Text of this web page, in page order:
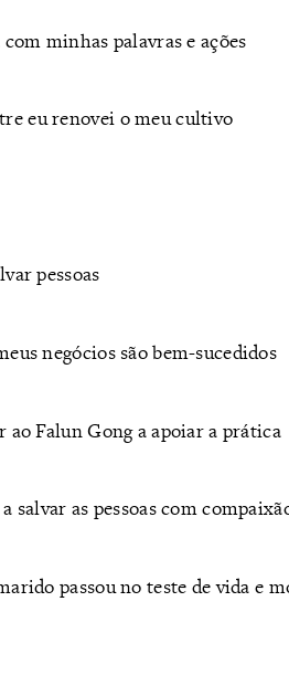
minhas palavras e ações
eu renovei o meu cultivo
pessoas
negócios são bem-sucedidos
Falun Gong a apoiar a prática
salvar as pessoas com
passou no teste de vida e